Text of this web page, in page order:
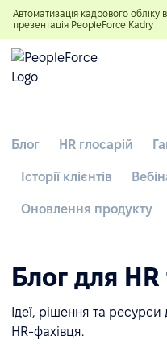
Автоматизація кадрового обліку
презентація PeopleForce Kadry
Блог HR глосарій
Історії клієнтів
Оновлення продукту
Блог для
Ідеї, рішення та
HR-фахівця.